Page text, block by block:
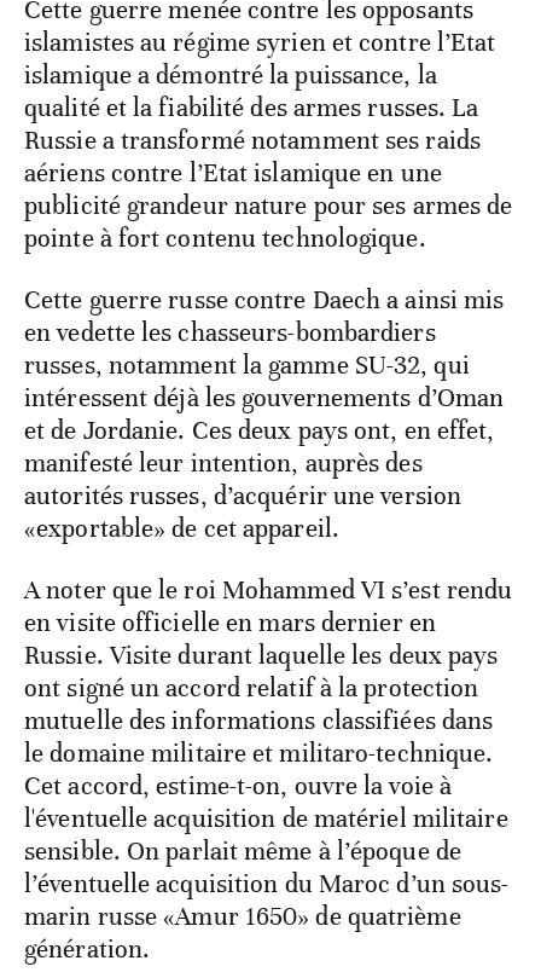
Cette guerre menée contre les opposants
islamistes au régime syrien et contre l’Etat
islamique a démontré la puissance, la
qualité et la fiabilité des armes russes. La
Russie a transformé notamment ses raids
aériens contre l’Etat islamique en une
publicité grandeur nature pour ses armes de
pointe à fort contenu technologique.
Cette guerre russe contre Daech a ainsi mis
en vedette les chasseurs-bombardiers
russes, notamment la gamme SU-32, qui
intéressent déjà les gouvernements d’Oman
et de Jordanie. Ces deux pays ont, en effet,
manifesté leur intention, auprès des
autorités russes, d’acquérir une version
«exportable» de cet appareil.
A noter que le roi Mohammed VI s’est rendu
en visite officielle en mars dernier en
Russie. Visite durant laquelle les deux pays
ont signé un accord relatif à la protection
mutuelle des informations classifiées dans
le domaine militaire et militaro-technique.
Cet accord, estime-t-on, ouvre la voie à
l'éventuelle acquisition de matériel militaire
sensible. On parlait même à l’époque de
l’éventuelle acquisition du Maroc d’un sous-
marin russe «Amur 1650» de quatrième
génération.